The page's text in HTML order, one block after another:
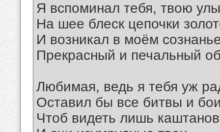
Я вспоминал тебя, твою
На шее блеск цепочки
И возникал в моём
Прекрасный и печальный
Любимая, ведь я тебя уж
Оставил бы все битвы и
Чтоб видеть лишь